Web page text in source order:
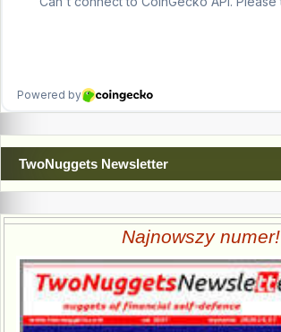
TwoNuggets Newsletter
Najnowszy numer!